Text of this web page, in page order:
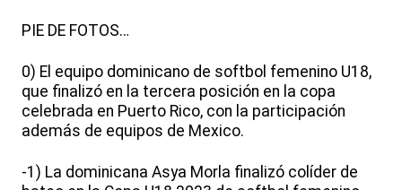
PIE DE FOTOS…
0) El equipo dominicano de softbol femenino U18,
que finalizó en la tercera posición en la copa
celebrada en Puerto Rico, con la participación
además de equipos de Mexico.
-1) La dominicana Asya Morla finalizó colíder de